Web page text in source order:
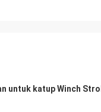
untuk katup Winch